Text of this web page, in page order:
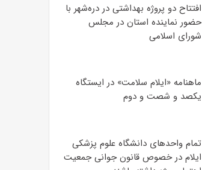
افتتاح دو پروژه بهداشتی در دره‌شهر با
حضور نماینده استان در مجلس
شورای اسلامی
ماهنامه «ایلام سلامت» در ایستگاه
یکصد و شصت و دوم
تمام واحدهای دانشگاه علوم پزشکی
ایلام در خصوص قانون جوانی جمعیت